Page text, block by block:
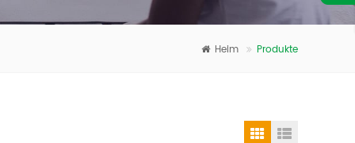
Heim Produkte